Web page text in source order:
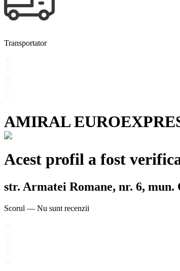
Transportator
AMIRAL
Acest profil a fost
str. Armatei Romane, nr. 6,
Scorul — Nu sunt recenzii